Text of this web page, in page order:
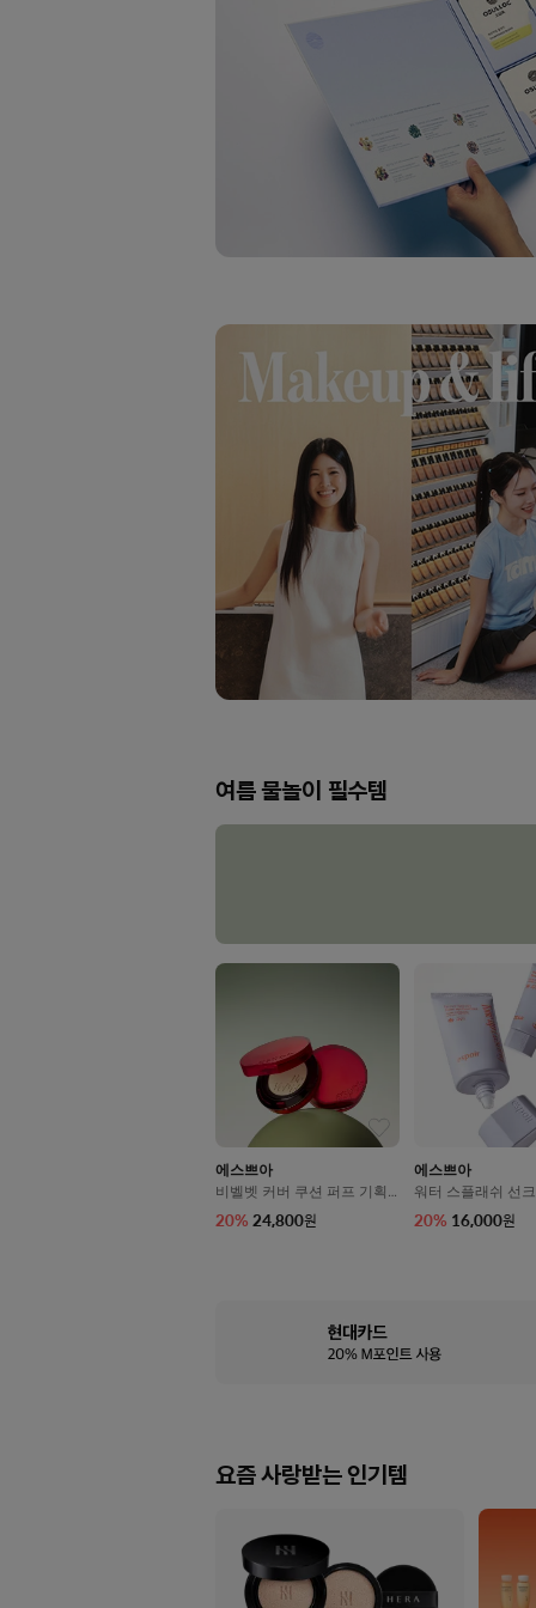
여름 물놀이 필수템
에스쁘아
비벨벳 커버 쿠션 퍼프 기획
20% 24,800원
에스쁘아
워터 스플래쉬 선
ml
20% 16,000원
요즘 사랑받는 인기템